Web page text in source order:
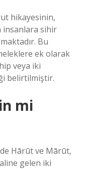
hikayesinin,
insanlara sihir
Bu
ek olarak
veya iki
belirtilmiştir.
mi
Hārūt ve Mārūt,
gelen iki